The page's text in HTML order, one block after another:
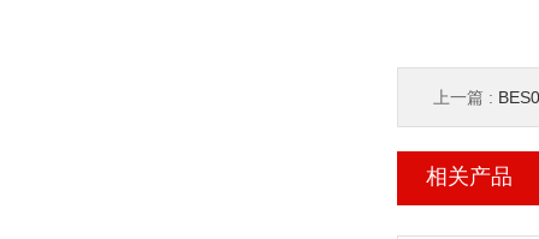
上一篇 :
相关产品